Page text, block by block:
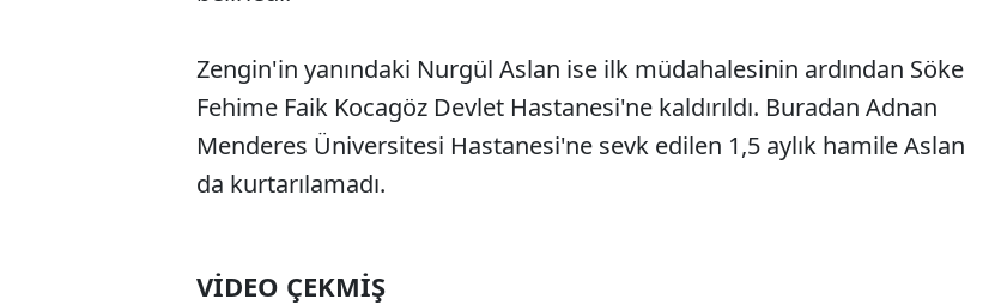
Zengin'in yanındaki Nurgül Aslan ise ilk müdahalesinin ardından Söke
Fehime Faik Kocagöz Devlet Hastanesi'ne kaldırıldı. Buradan Adnan
Menderes Üniversitesi Hastanesi'ne sevk edilen 1,5 aylık hamile Aslan
da kurtarılamadı.
VİDEO ÇEKMİŞ